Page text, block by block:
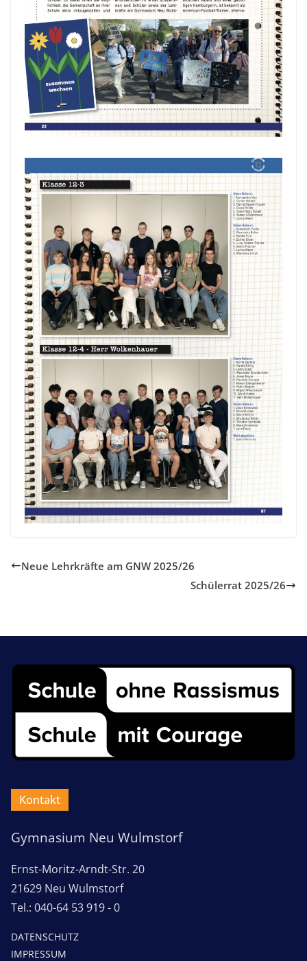
Neue Lehrkräfte am GNW 2025/26
Schülerrat 2025/26
Kontakt
Gymnasium Neu Wulmstorf
Ernst-Moritz-Arndt-Str. 20
21629 Neu Wulmstorf
Tel.: 040-64 53 919 - 0
DATENSCHUTZ
IMPRESSUM